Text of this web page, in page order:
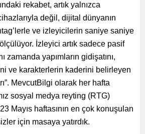
rekabet, artık yalnızca
değil, dijital dünyanın
ve izleyicilerin saniye saniye
İzleyici artık sadece pasif
zamanda yapımların gidişatını,
ve karakterlerin kaderini belirleyen
MevcutBilgi olarak her hafta
sosyal medya reyting (RTG)
Mayıs haftasının en çok konuşulan
için masaya yatırdık.